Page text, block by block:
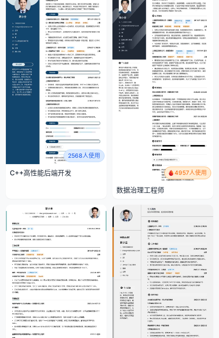
2568人使用
C++高性能后端开发 4957人使用
数据治理工程师